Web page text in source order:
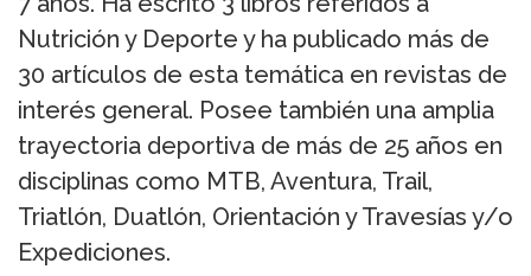
Nutrición y Deporte y ha publicado más de
30 artículos de esta temática en revistas de
interés general. Posee también una amplia
trayectoria deportiva de más de 25 años en
disciplinas como MTB, Aventura, Trail,
Triatlón, Duatlón, Orientación y Travesías y/o
Expediciones.